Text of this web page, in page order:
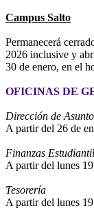
Campus Salto
Permanecerá
2026 inclusive y
30 de enero, en el
OFICINAS DE
Dirección de
A partir del 26 de
Finanzas
A partir del lunes
Tesorería
A partir del lunes